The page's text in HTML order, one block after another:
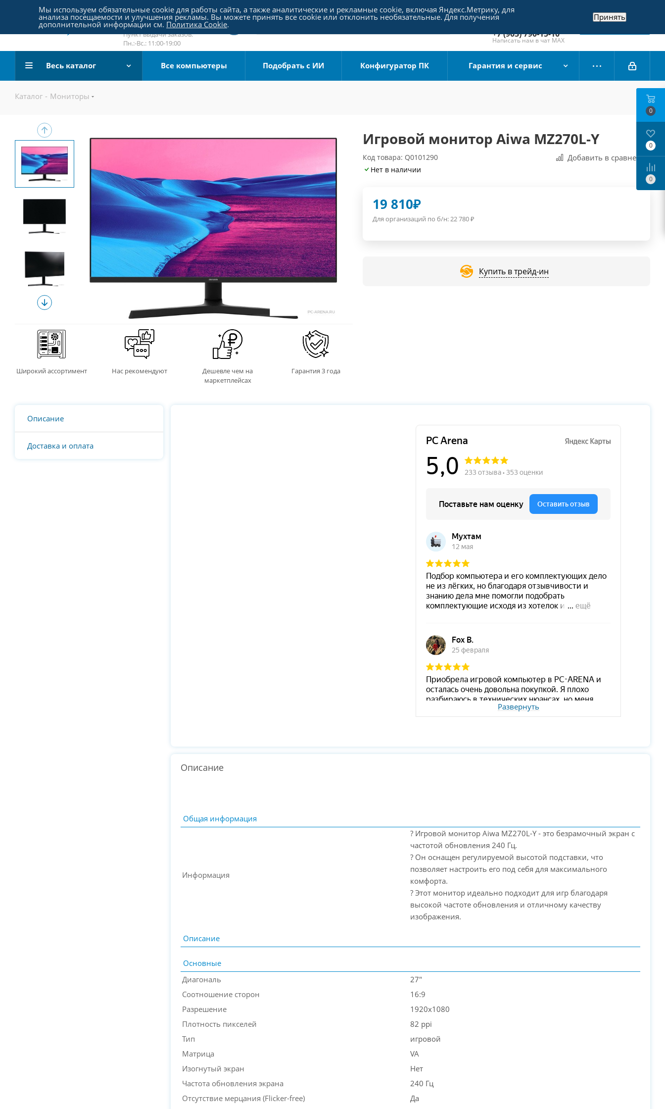
Пятницкое шоссе 18, пав. 267
email:sale@pc-arena.ru
Пн.:-Вс.: 10:00-20:00
Пункт выдачи заказов:
Пн.:-Вс.: 11:00-19:00
+7 (495) 790-15-10
Отдел продаж
+7 (903) 790-15-10
Написать нам в чат MAX
Заказать звонок
Весь каталог Все компьютеры Подобрать с ИИ Конфигуратор ПК Гарантия и сервис
Каталог - Мониторы
Широкий ассортимент Нас рекомендуют
Дешевле чем на
маркетплейсах
Гарантия 3 года
Игровой монитор Aiwa MZ270L-Y
Код товара: Q0101290 Добавить в сравнения
Нет в наличии
19 810₽
Для организаций по б/н:22 780₽
Купить в трейд-ин
Описание
Доставка и оплата
Развернуть
Описание
Общая информация
Информация
? Игровой монитор Aiwa MZ270L-Y - это безрамочный экран с
частотой обновления 240 Гц.
? Он оснащен регулируемой высотой подставки, что
позволяет настроить его под себя для максимального
комфорта.
? Этот монитор идеально подходит для игр благодаря
высокой частоте обновления и отличному качеству
изображения.
Описание
Основные
Диагональ
27"
Соотношение сторон
16:9
Разрешение
1920x1080
Плотность пикселей
82 ppi
Тип
игровой
Матрица
VA
Изогнутый экран
Нет
Частота обновления экрана
240 Гц
Отсутствие мерцания (Flicker-free)
Да
0
0
0
Мы используем обязательные cookie для работы сайта, а также аналитические и рекламные cookie, включая Яндекс.Метрику, для
анализа посещаемости и улучшения рекламы. Вы можете принять все cookie или отклонить необязательные. Для получения
дополнительной информации см. Политика Cookie.
Принять